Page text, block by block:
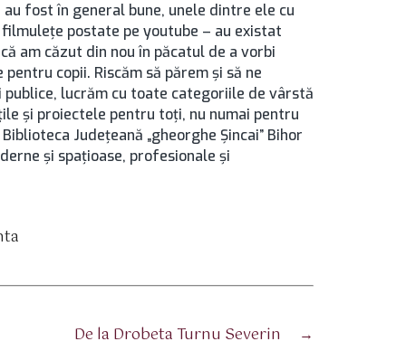
fost în general bune, unele dintre ele cu
postate pe youtube – au existat
am căzut din nou în păcatul de a vorbi
copii. Riscăm să părem și să ne
lucrăm cu toate categoriile de vârstă
și proiectele pentru toți, nu numai pentru
Județeană „gheorghe Şincai” Bihor
și spațioase, profesionale și
→
De la Drobeta Turnu Severin